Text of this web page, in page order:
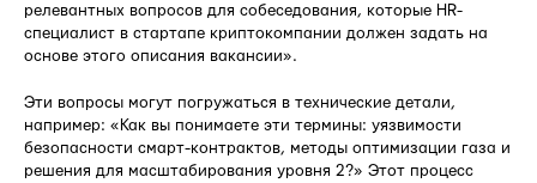
релевантных вопросов для собеседования, которые HR-
специалист в стартапе криптокомпании должен задать на
основе этого описания вакансии».
Эти вопросы могут погружаться в технические детали,
например: «Как вы понимаете эти термины: уязвимости
безопасности смарт-контрактов, методы оптимизации газа и
решения для масштабирования уровня 2?» Этот процесс